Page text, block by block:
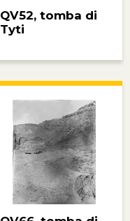
QV52, tomba di
Tyti